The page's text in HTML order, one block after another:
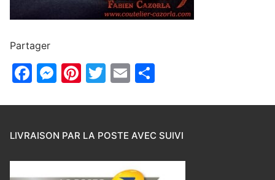
Partager
Facebook
Messenger
Pinterest
Twitter
Email
LIVRAISON PAR LA POSTE AVEC SUIVI